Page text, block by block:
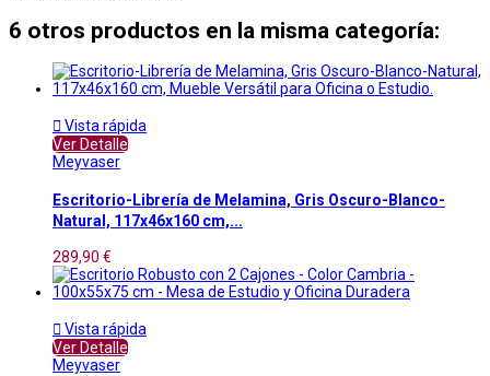
6 otros productos en la misma categoría:
 Vista rápida
Ver Detalle
Meyvaser
Escritorio-Librería de Melamina, Gris Oscuro-Blanco-
Natural, 117x46x160 cm,...
289,90 €
 Vista rápida
Ver Detalle
Meyvaser